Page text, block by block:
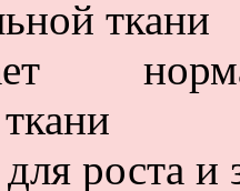
ткани
роста и